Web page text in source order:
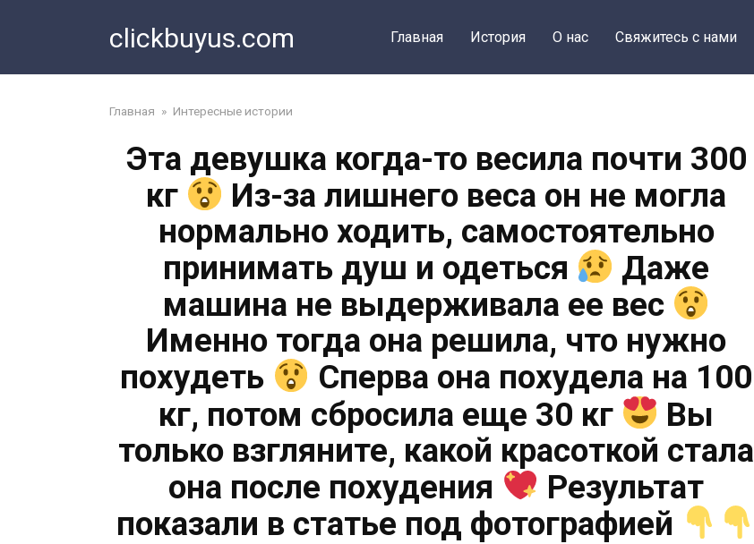
clickbuyus.com Главная История О нас Свяжитесь с нами
Главная » Интересные истории
Эта девушка когда-то весила почти 300
кг
Из-за лишнего веса он не могла
нормально ходить, самостоятельно
принимать душ и одеться
Даже
машина не выдерживала ее вес
Именно тогда она решила, что нужно
похудеть
Сперва она похудела на 100
кг, потом сбросила еще 30 кг
Вы
только взгляните, какой красоткой стала
она после похудения
Результат
показали в статье под фотографией